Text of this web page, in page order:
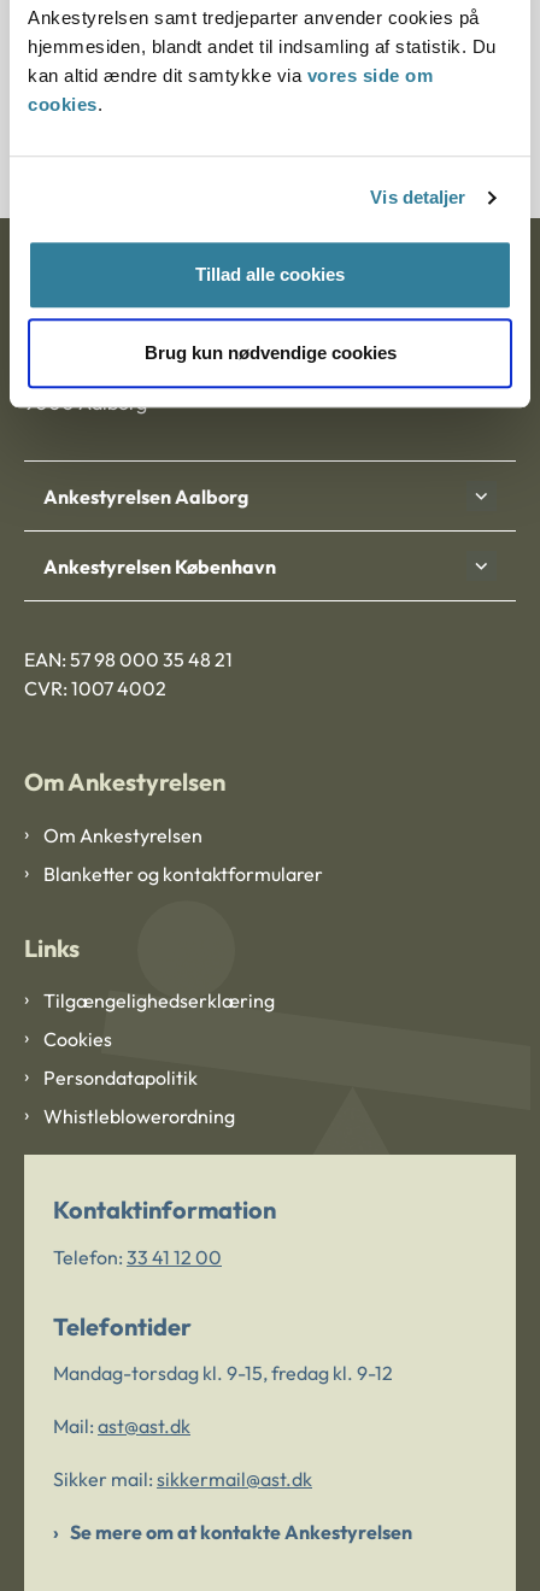
Ankestyrelsen samt tredjeparter anvender cookies på
hjemmesiden, blandt andet til indsamling af statistik. Du
kan altid ændre dit samtykke via vores side om
cookies.
Vis detaljer
Tillad alle cookies
Brug kun nødvendige cookies
§ 37 § 52 § 57 § 40 § 12
Journalnummer
Postadresse:
9000 Aalborg
Ankestyrelsen Aalborg
Ankestyrelsen København
EAN: 57 98 000 35 48 21
CVR: 1007 4002
Om Ankestyrelsen
Om Ankestyrelsen
Blanketter og kontaktformularer
Links
Tilgængelighedserklæring
Cookies
Persondatapolitik
Whistleblowerordning
Kontaktinformation
Telefon: 33 41 12 00
Telefontider
Mandag-torsdag kl. 9-15, fredag kl. 9-12
Mail: ast@ast.dk
Sikker mail: sikkermail@ast.dk
Se mere om at kontakte Ankestyrelsen